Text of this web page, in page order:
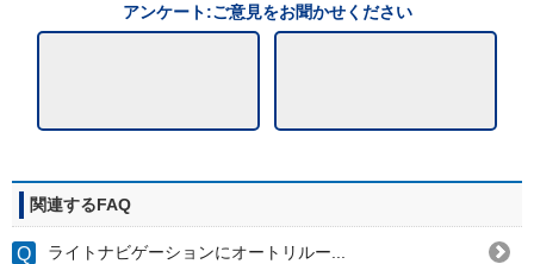
アンケート:ご意見をお聞かせください
関連するFAQ
ライトナビゲーションにオートリルー...